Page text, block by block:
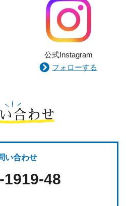
公式Instagram
フォローする
合わせ
い合わせ
1919-48